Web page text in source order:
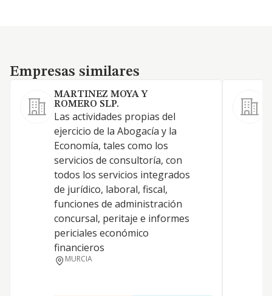
Empresas similares
Empresas similares
MARTINEZ MOYA Y
ROMERO SLP.
Las actividades propias del
ejercicio de la Abogacía y la
Economía, tales como los
servicios de consultoría, con
todos los servicios integrados
de jurídico, laboral, fiscal,
funciones de administración
concursal, peritaje e informes
periciales económico
financieros
MURCIA